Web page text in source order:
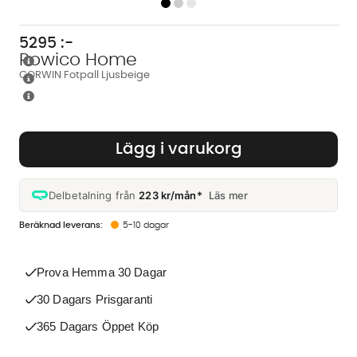
CORWIN Fotpall Ljusbeige
Rowico Home
5295 :-
Lägg i varukorg
Delbetalning från 223 kr/mån* Läs mer
5-10 dagar
Prova Hemma 30 Dagar
30 Dagars Prisgaranti
365 Dagars Öppet Köp